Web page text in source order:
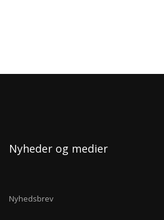
Nyheder og medier
Nyhedsbrev